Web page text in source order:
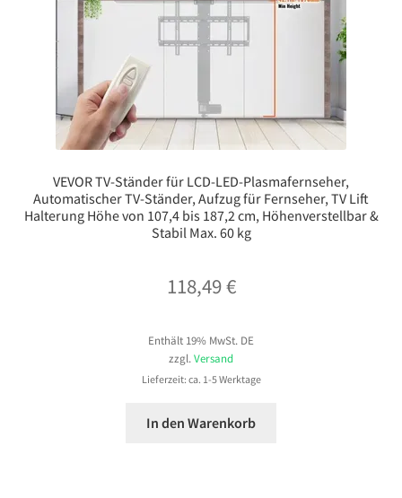
VEVOR TV-Ständer für LCD-LED-Plasmafernseher,
Automatischer TV-Ständer, Aufzug für Fernseher, TV Lift
Halterung Höhe von 107,4 bis 187,2 cm, Höhenverstellbar &
Stabil Max. 60 kg
118,49€
Enthält 19% MwSt. DE
zzgl. Versand
Lieferzeit: ca. 1-5 Werktage
In den Warenkorb